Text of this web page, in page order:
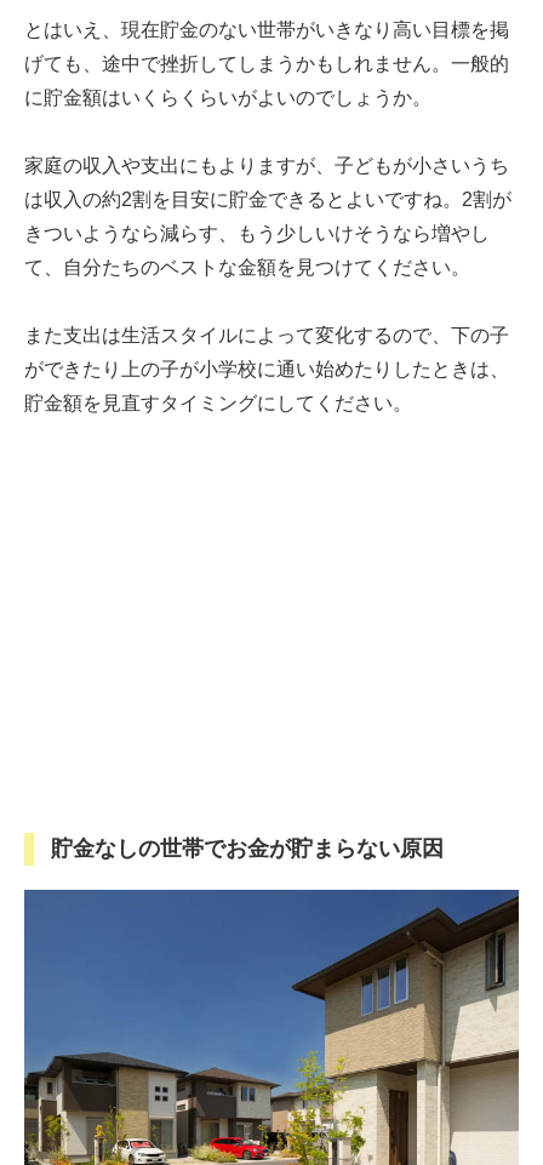
とはいえ、現在貯金のない世帯がいきなり高い目標を掲
げても、途中で挫折してしまうかもしれません。一般的
に貯金額はいくらくらいがよいのでしょうか。
家庭の収入や支出にもよりますが、子どもが小さいうち
は収入の約2割を目安に貯金できるとよいですね。2割が
きついようなら減らす、もう少しいけそうなら増やし
て、自分たちのベストな金額を見つけてください。
また支出は生活スタイルによって変化するので、下の子
ができたり上の子が小学校に通い始めたりしたときは、
貯金額を見直すタイミングにしてください。
貯金なしの世帯でお金が貯まらない原因